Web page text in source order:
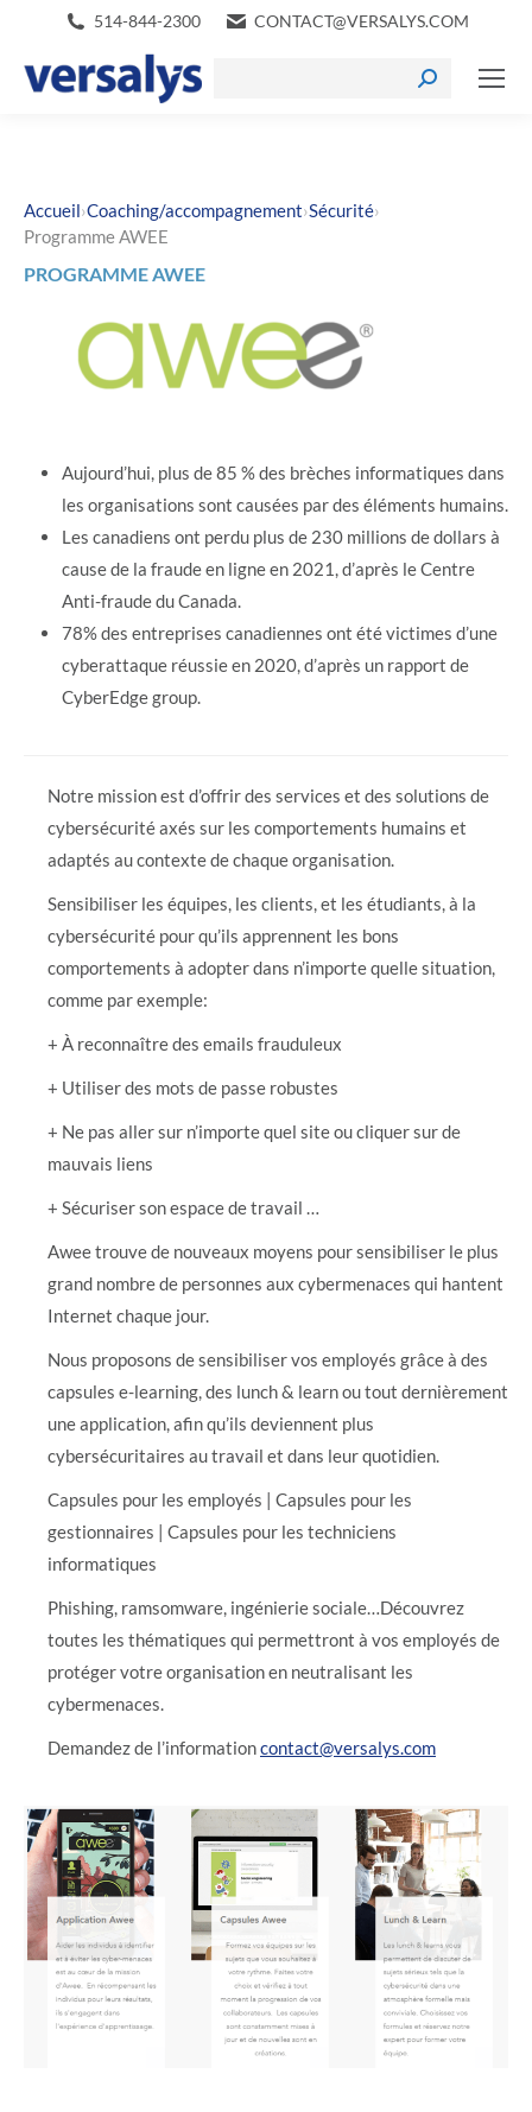
514-844-2300 CONTACT@VERSALYS.COM
Accueil›Coaching/accompagnement›Sécurité›
Programme AWEE
PROGRAMME AWEE
Aujourd’hui, plus de 85 % des brèches informatiques dans
les organisations sont causées par des éléments humains.
Les canadiens ont perdu plus de 230 millions de dollars à
cause de la fraude en ligne en 2021, d’après le Centre
Anti-fraude du Canada.
78% des entreprises canadiennes ont été victimes d’une
cyberattaque réussie en 2020, d’après un rapport de
CyberEdge group.
Notre mission est d’offrir des services et des solutions de
cybersécurité axés sur les comportements humains et
adaptés au contexte de chaque organisation.
Sensibiliser les équipes, les clients, et les étudiants, à la
cybersécurité pour qu’ils apprennent les bons
comportements à adopter dans n’importe quelle situation,
comme par exemple:
+ À reconnaître des emails frauduleux
+ Utiliser des mots de passe robustes
+ Ne pas aller sur n’importe quel site ou cliquer sur de
mauvais liens
+ Sécuriser son espace de travail …
Awee trouve de nouveaux moyens pour sensibiliser le plus
grand nombre de personnes aux cybermenaces qui hantent
Internet chaque jour.
Nous proposons de sensibiliser vos employés grâce à des
capsules e-learning, des lunch & learn ou tout dernièrement
une application, afin qu’ils deviennent plus
cybersécuritaires au travail et dans leur quotidien.
Capsules pour les employés | Capsules pour les
gestionnaires | Capsules pour les techniciens
informatiques
Phishing, ramsomware, ingénierie sociale…Découvrez
toutes les thématiques qui permettront à vos employés de
protéger votre organisation en neutralisant les
cybermenaces.
Demandez de l’informationcontact@versalys.com